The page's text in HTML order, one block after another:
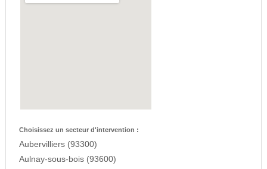
Choisissez un secteur d'intervention :
Aubervilliers (93300)
Aulnay-sous-bois (93600)